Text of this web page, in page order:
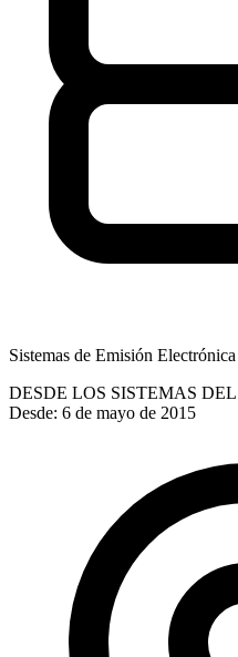
Sistemas de Emisión Electrónica
DESDE LOS SISTEMAS
Desde: 6 de mayo de 2015